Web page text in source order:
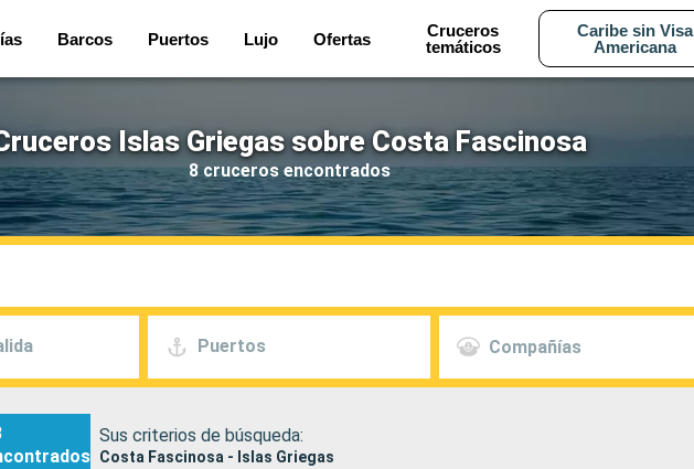
Barcos Puertos Lujo Ofertas
Cruceros
temáticos
Caribe sin Visa
Americana
Islas Griegas sobre Costa Fascinosa
8 cruceros encontrados
Puertos Compañías
Sus criterios de búsqueda:
Costa Fascinosa - Islas Griegas